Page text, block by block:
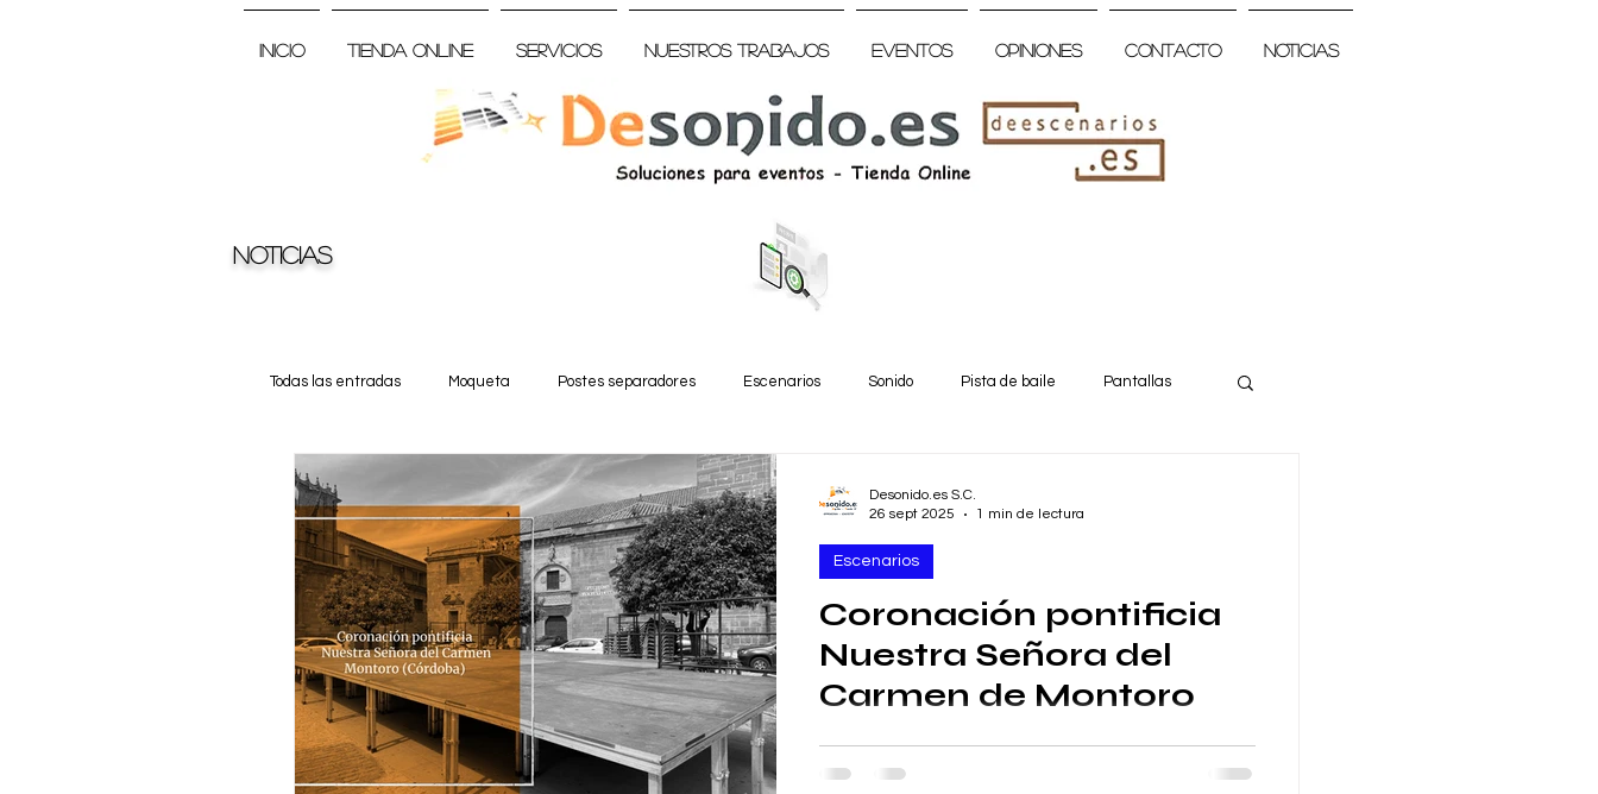
Inicio Tienda Online Servicios Nuestros trabajos Eventos Opiniones Contacto Noticias
Noticias
Todas las entradas Moqueta Postes separadores Escenarios Sonido Pista de baile Pantallas
Truss
Coronación pontificia
Nuestra Señora del
Carmen de Montoro
Comenzamos con el montaje de escenario para
la Coronación pontificia de Nuestra Señora del
Escenarios
Desonido.es S.C.
26 sept 2025
1 min de lectura